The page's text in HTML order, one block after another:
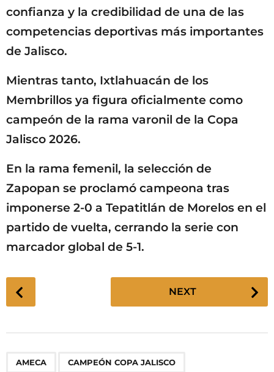
confianza y la credibilidad de una de las
competencias deportivas más importantes
de Jalisco.
Mientras tanto, Ixtlahuacán de los
Membrillos ya figura oficialmente como
campeón de la rama varonil de la Copa
Jalisco 2026.
En la rama femenil, la selección de
Zapopan se proclamó campeona tras
imponerse 2-0 a Tepatitlán de Morelos en el
partido de vuelta, cerrando la serie con
marcador global de 5-1.
P
o
NEXT
AMECA CAMPEÓN COPA JALISCO